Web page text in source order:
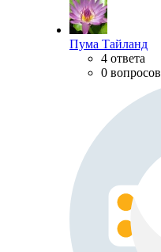
Пума Тайланд
4 ответа
0 вопросов